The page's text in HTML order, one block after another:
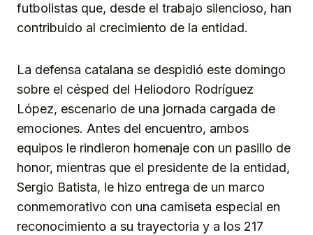
futbolistas que, desde el trabajo silencioso, han
contribuido al crecimiento de la entidad.
La defensa catalana se despidió este domingo
sobre el césped del Heliodoro Rodríguez
López, escenario de una jornada cargada de
emociones. Antes del encuentro, ambos
equipos le rindieron homenaje con un pasillo de
honor, mientras que el presidente de la entidad,
Sergio Batista, le hizo entrega de un marco
conmemorativo con una camiseta especial en
reconocimiento a su trayectoria y a los 217